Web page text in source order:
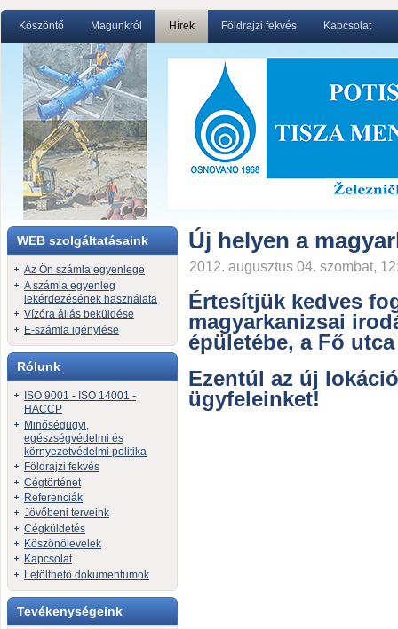
Köszöntő Magunkról Hírek Földrajzi fekvés Kapcsolat
WEB szolgáltatásaink
Az Ön számla egyenlege
A számla egyenleg
lekérdezésének használata
Vízóra állás beküldése
E-számla igénylése
Rólunk
ISO 9001 - ISO 14001 -
HACCP
Minőségügyi,
egészségvédelmi és
környezetvédelmi politika
Földrajzi fekvés
Cégtörténet
Referenciák
Jövőbeni terveink
Cégküldetés
Köszönőlevelek
Kapcsolat
Letölthető dokumentumok
Tevékenységeink
Új helyen a
2012. augusztus 04. szombat,
Értesítjük kedves
magyarkanizsai
épületébe, a Fő
Ezentúl az új
ügyfeleinket!